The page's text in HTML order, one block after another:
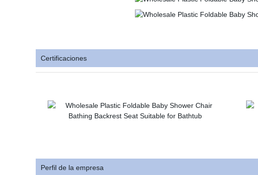
Certificaciones
Perfil de la empresa